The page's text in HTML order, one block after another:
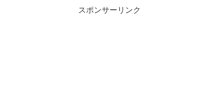
スポンサーリンク